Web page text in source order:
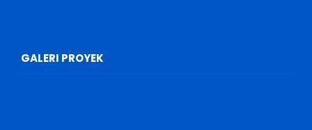
GALERI PROYEK